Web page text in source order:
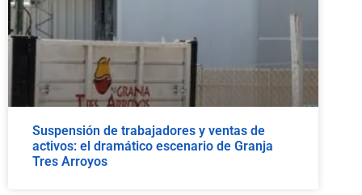
Suspensión de trabajadores y ventas de
activos: el dramático escenario de Granja
Tres Arroyos